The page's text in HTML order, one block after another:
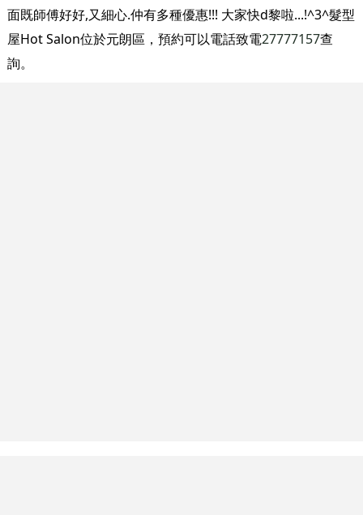
面既師傅好好,又細心.仲有多種優惠!!! 大家快d黎啦...!^3^髮型
屋Hot Salon位於元朗區，預約可以電話致電27777157查
詢。